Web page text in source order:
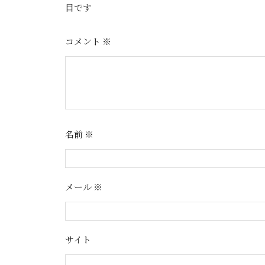
目です
コメント ※
名前 ※
メール ※
サイト